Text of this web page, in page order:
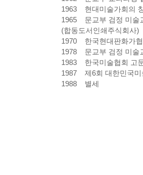
1963 현대미술가회의
1965 문교부 검정 미술
(합동도서인쇄주식회사)
1970 한국현대판화가
1978 문교부 검정 미술
1983 한국미술협회 고
1987 제6회 대한민국
1988
별세